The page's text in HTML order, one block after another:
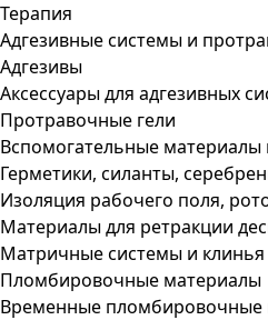
Терапия
Адгезивные системы и
Адгезивы
Аксессуары для адгезивных
Протравочные гели
Вспомогательные материалы
Герметики, силанты,
Изоляция рабочего поля,
Материалы для ретракции
Матричные системы и клинья
Пломбировочные материалы
Временные пломбировочные